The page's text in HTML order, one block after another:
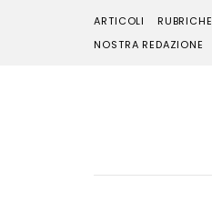
ARTICOLI RUBRICHE
NOSTRA REDAZIONE